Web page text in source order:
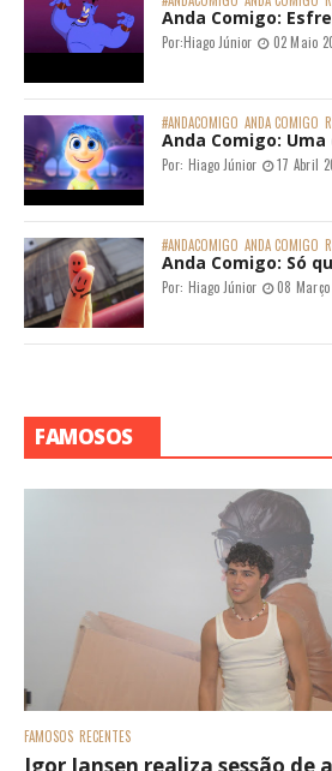
Anda Comigo:
Por:Hiago Júnior 02 Maio
#ANDACOMIGO ANDA COMIGO
Anda Comigo:
Por: Hiago Júnior 17 Abril
#ANDACOMIGO ANDA COMIGO
Anda Comigo: Só
Por: Hiago Júnior 08 Março
FAMOSOS
FAMOSOS RECENTES
Igor Jansen realiza sessão de